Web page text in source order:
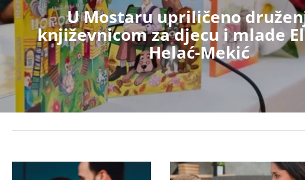
U Mostaru upriličeno
književnicom za djecu i mlade
Helać-Mekić